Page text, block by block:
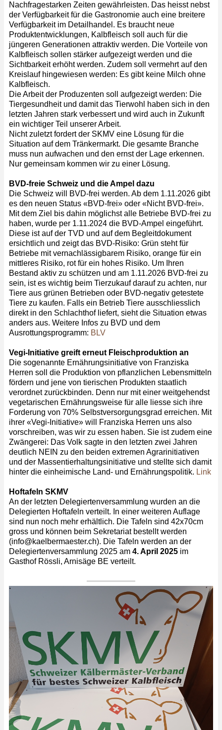
Nachfragestarken Zeiten gewährleisten. Das heisst nebst
der Verfügbarkeit für die Gastronomie auch eine breitere
Verfügbarkeit im Detailhandel. Es braucht neue
Produktentwicklungen, Kalbfleisch soll auch für die
jüngeren Generationen attraktiv werden. Die Vorteile von
Kalbfleisch sollen stärker aufgezeigt werden und die
Sichtbarkeit erhöht werden. Zudem soll vermehrt auf den
Kreislauf hingewiesen werden: Es gibt keine Milch ohne
Kalbfleisch.
Die Arbeit der Produzenten soll aufgezeigt werden: Die
Tiergesundheit und damit das Tierwohl haben sich in den
letzten Jahren stark verbessert und wird auch in Zukunft
ein wichtiger Teil unserer Arbeit.
Nicht zuletzt fordert der SKMV eine Lösung für die
Situation auf dem Tränkermarkt. Die gesamte Branche
muss nun aufwachen und den ernst der Lage erkennen.
Nur gemeinsam kommen wir zu einer Lösung.
BVD-freie Schweiz und die Ampel dazu
Die Schweiz will BVD-frei werden. Ab dem 1.11.2026 gibt
es den neuen Status «BVD-frei» oder «Nicht BVD-frei».
Mit dem Ziel bis dahin möglichst alle Betriebe BVD-frei zu
haben, wurde per 1.11.2024 die BVD-Ampel eingeführt.
Diese ist auf der TVD und auf dem Begleitdokument
ersichtlich und zeigt das BVD-Risiko: Grün steht für
Betriebe mit vernachlässigbarem Risiko, orange für ein
mittleres Risiko, rot für ein hohes Risiko. Um Ihren
Bestand aktiv zu schützen und am 1.11.2026 BVD-frei zu
sein, ist es wichtig beim Tierzukauf darauf zu achten, nur
Tiere aus grünen Betrieben oder BVD-negativ getestete
Tiere zu kaufen. Falls ein Betrieb Tiere ausschliesslich
direkt in den Schlachthof liefert, sieht die Situation etwas
anders aus. Weitere Infos zu BVD und dem
Ausrottungsprogramm: BLV
Vegi-Initiative greift erneut Fleischproduktion an
Die sogenannte Ernährungsinitiative von Franziska
Herren soll die Produktion von pflanzlichen Lebensmitteln
fördern und jene von tierischen Produkten staatlich
verordnet zurückbinden. Denn nur mit einer weitgehendst
vegetarischen Ernährungsweise für alle liesse sich ihre
Forderung von 70% Selbstversorgungsgrad erreichen. Mit
ihrer «Vegi-Initiative» will Franziska Herren uns also
vorschreiben, was wir zu essen haben. Sie ist zudem eine
Zwängerei: Das Volk sagte in den letzten zwei Jahren
deutlich NEIN zu den beiden extremen Agrarinitiativen
und der Massentierhaltungsinitiative und stellte sich damit
hinter die einheimische Land- und Ernährungspolitik. Link
Hoftafeln SKMV
An der letzten Delegiertenversammlung wurden an die
Delegierten Hoftafeln verteilt. In einer weiteren Auflage
sind nun noch mehr erhältlich. Die Tafeln sind 42x70cm
gross und können beim Sekretariat bestellt werden
(info@kaelbermaester.ch). Die Tafeln werden an der
Delegiertenversammlung 2025 am 4. April 2025 im
Gasthof Rössli, Arnisäge BE verteilt.